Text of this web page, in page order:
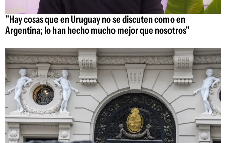
"Hay cosas que en Uruguay no se discuten como en
Argentina; lo han hecho mucho mejor que nosotros"